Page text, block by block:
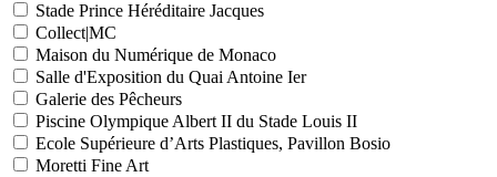
Stade Prince Héréditaire Jacques
Collect|MC
Maison du Numérique de Monaco
Salle d'Exposition du Quai Antoine Ier
Galerie des Pêcheurs
Piscine Olympique Albert II du Stade Louis II
Ecole Supérieure d’Arts Plastiques, Pavillon Bosio
Moretti Fine Art